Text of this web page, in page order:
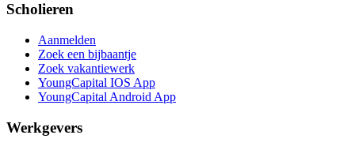
Scholieren
Aanmelden
Zoek een bijbaantje
Zoek vakantiewerk
YoungCapital IOS App
YoungCapital Android App
Werkgevers